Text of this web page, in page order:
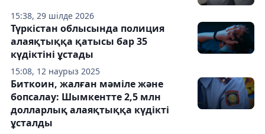
15:38, 29 шілде 2026
15:08, 12 наурыз 2025
Түркістан облысында полиция
алаяқтыққа қатысы бар 35
күдіктіні ұстады
Биткоин, жалған мәміле және
бопсалау: Шымкентте 2,5 млн
долларлық алаяқтыққа күдікті
ұсталды